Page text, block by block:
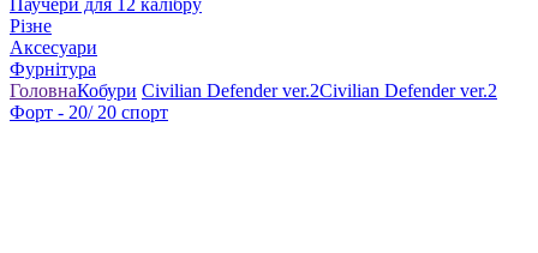
Паучери для 12 калібру
Різне
Аксесуари
Фурнітура
ГоловнаКобури Civilian Defender ver.2Civilian Defender ver.2
Форт - 20/ 20 спорт